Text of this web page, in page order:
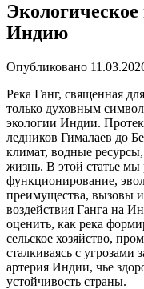
Экологическое
Индию
Опубликовано
Река Ганг, священная
только духовным
экологии Индии.
ледников Гималаев до
климат, водные
жизнь. В этой статье мы
функционирование,
преимущества, вызовы
воздействия Ганга на
оценить, как река
сельское хозяйство,
сталкиваясь с угрозами
артерия Индии, чье
устойчивость страны.